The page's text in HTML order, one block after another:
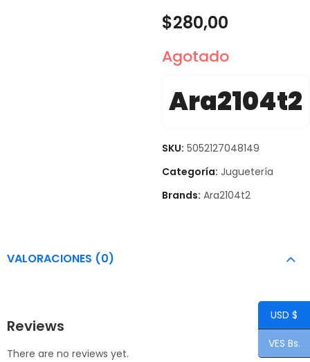
$280,00
Agotado
Ara2104t2
SKU: 5052127048149
Categoría: Juguetería
Brands: Ara2104t2
VALORACIONES (0)
Reviews
There are no reviews yet.
USD $
VES Bs.